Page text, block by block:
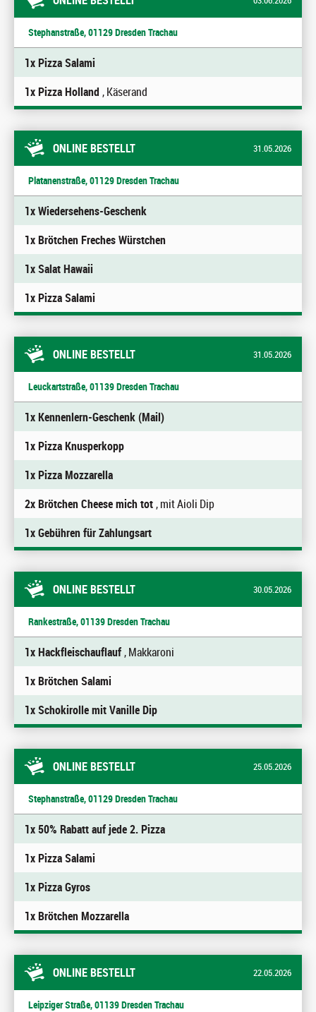
Stephanstraße, 01129 Dresden Trachau
1x Pizza Salami
1x Pizza Holland , Käserand
ONLINE BESTELLT 31.05.2026
Platanenstraße, 01129 Dresden Trachau
1x Wiedersehens-Geschenk
1x Brötchen Freches Würstchen
1x Salat Hawaii
1x Pizza Salami
ONLINE BESTELLT 31.05.2026
Leuckartstraße, 01139 Dresden Trachau
1x Kennenlern-Geschenk (Mail)
1x Pizza Knusperkopp
1x Pizza Mozzarella
2x Brötchen Cheese mich tot, mit Aioli Dip
1x Gebühren für Zahlungsart
ONLINE BESTELLT 30.05.2026
Rankestraße, 01139 Dresden Trachau
1x Hackfleischauflauf, Makkaroni
1x Brötchen Salami
1x Schokirolle mit Vanille Dip
ONLINE BESTELLT 25.05.2026
Stephanstraße, 01129 Dresden Trachau
1x 50% Rabatt auf jede 2. Pizza
1x Pizza Salami
1x Pizza Gyros
1x Brötchen Mozzarella
ONLINE BESTELLT 22.05.2026
Leipziger Straße, 01139 Dresden Trachau